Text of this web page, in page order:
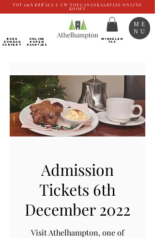
TOT 10% UIT ALS U UW TOEGANGSKAARTJES ONLINE
KOOPT
BOEK
ZONDAG
CARVERY
ONLINE
kopen
Kaartjes
WINKELEN
TAS
ME
NU
Admission
Tickets 6th
December 2022
Visit Athelhampton, one of